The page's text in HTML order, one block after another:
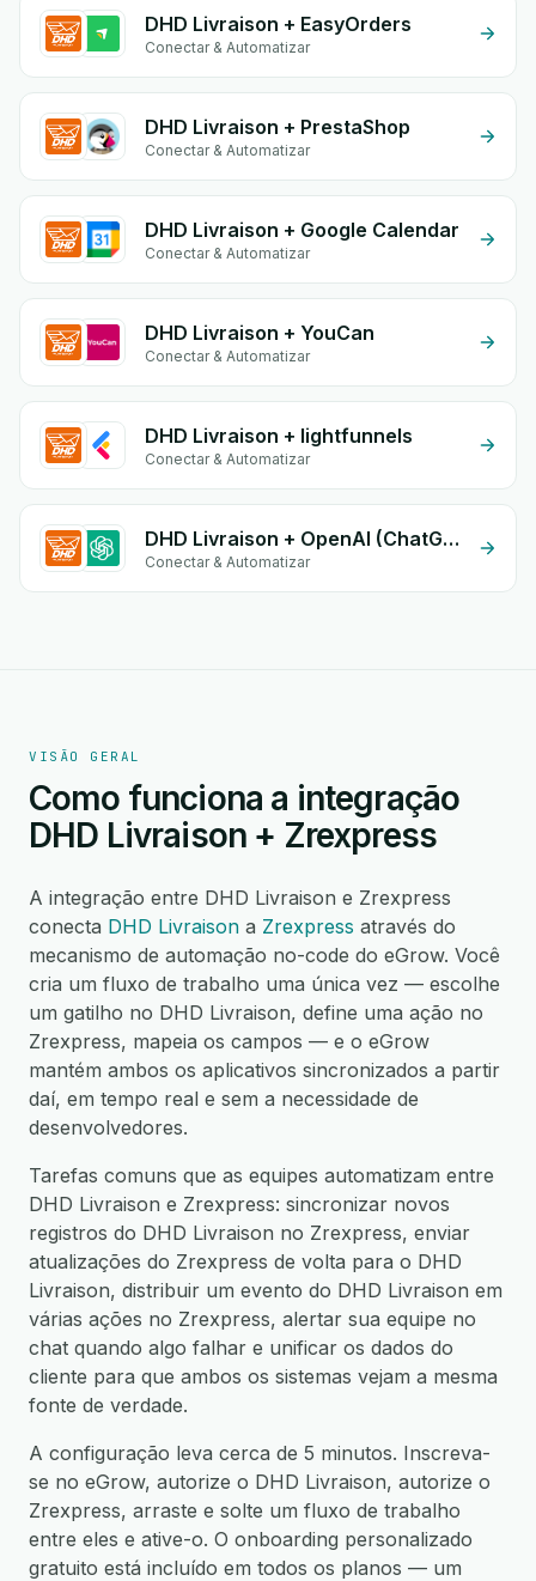
DHD Livraison + EasyOrders
Conectar & Automatizar
DHD Livraison + PrestaShop
Conectar & Automatizar
DHD Livraison + Google Calendar
Conectar & Automatizar
DHD Livraison + YouCan
Conectar & Automatizar
DHD Livraison + lightfunnels
Conectar & Automatizar
DHD Livraison + OpenAI (ChatGPT)
Conectar & Automatizar
VISÃO GERAL
Como funciona a integração
DHD Livraison + Zrexpress
A integração entre DHD Livraison e Zrexpress
conecta DHD Livraison a Zrexpress através do
mecanismo de automação no-code do eGrow. Você
cria um fluxo de trabalho uma única vez — escolhe
um gatilho no DHD Livraison, define uma ação no
Zrexpress, mapeia os campos — e o eGrow
mantém ambos os aplicativos sincronizados a partir
daí, em tempo real e sem a necessidade de
desenvolvedores.
Tarefas comuns que as equipes automatizam entre
DHD Livraison e Zrexpress: sincronizar novos
registros do DHD Livraison no Zrexpress, enviar
atualizações do Zrexpress de volta para o DHD
Livraison, distribuir um evento do DHD Livraison em
várias ações no Zrexpress, alertar sua equipe no
chat quando algo falhar e unificar os dados do
cliente para que ambos os sistemas vejam a mesma
fonte de verdade.
A configuração leva cerca de 5 minutos. Inscreva-
se no eGrow, autorize o DHD Livraison, autorize o
Zrexpress, arraste e solte um fluxo de trabalho
entre eles e ative-o. O onboarding personalizado
gratuito está incluído em todos os planos — um